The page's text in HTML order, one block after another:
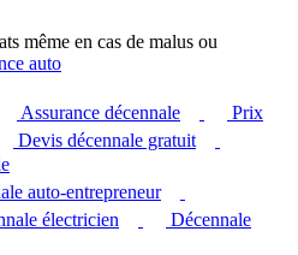
même en cas de malus ou
auto
Assurance décennale
Prix
Devis décennale gratuit
auto-entrepreneur
électricien
Décennale